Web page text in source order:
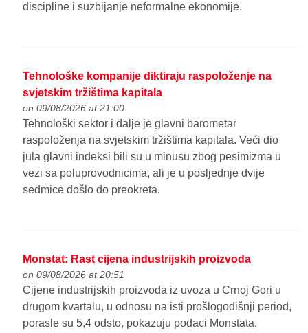
discipline i suzbijanje neformalne ekonomije.
Tehnološke kompanije diktiraju raspoloženje na
svjetskim tržištima kapitala
on 09/08/2026 at 21:00
Tehnološki sektor i dalje je glavni barometar
raspoloženja na svjetskim tržištima kapitala. Veći dio
jula glavni indeksi bili su u minusu zbog pesimizma u
vezi sa poluprovodnicima, ali je u posljednje dvije
sedmice došlo do preokreta.
Monstat: Rast cijena industrijskih proizvoda
on 09/08/2026 at 20:51
Cijene industrijskih proizvoda iz uvoza u Crnoj Gori u
drugom kvartalu, u odnosu na isti prošlogodišnji period,
porasle su 5,4 odsto, pokazuju podaci Monstata.